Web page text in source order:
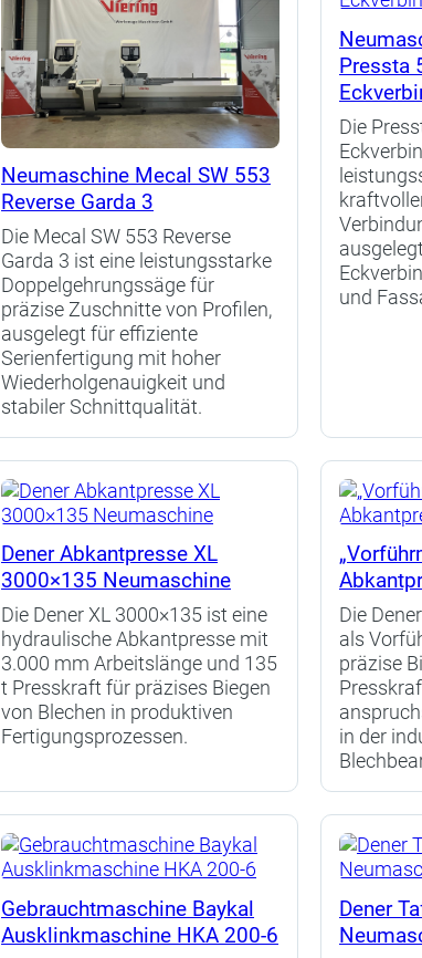
Neumaschine Mecal SW 553
Reverse Garda 3
Die Mecal SW 553 Reverse
Garda 3 ist eine leistungsstarke
Doppelgehrungssäge für
präzise Zuschnitte von Profilen,
ausgelegt für effiziente
Serienfertigung mit hoher
Wiederholgenauigkeit und
stabiler Schnittqualität.
Pressta
Die
und
Dener Abkantpresse XL
3000×135 Neumaschine
Die Dener XL 3000×135 ist eine
hydraulische Abkantpresse mit
3.000 mm Arbeitslänge und 135
t Presskraft für präzises Biegen
von Blechen in produktiven
Fertigungsprozessen.
Die
als
präzise
in der
Gebrauchtmaschine Baykal
Ausklinkmaschine HKA 200-6
Dener